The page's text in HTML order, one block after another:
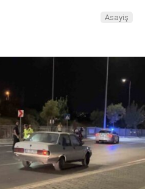
Asayiş